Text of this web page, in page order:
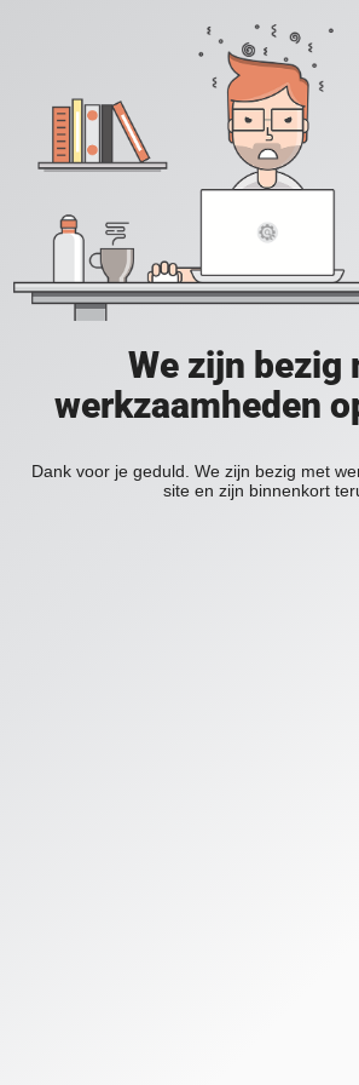
We zijn bezig
werkzaamheden
Dank voor je geduld. We zijn bezig met
site en zijn binnenkort